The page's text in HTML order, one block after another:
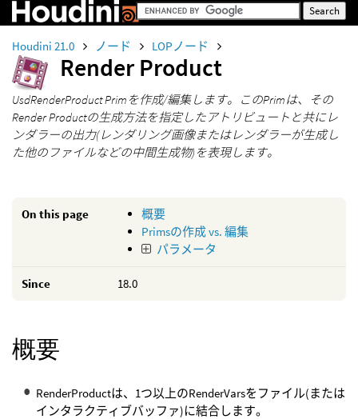
Houdini 21.0 ノード LOPノード
Render Product
UsdRenderProduct Primを作成/編集します。このPrimは、その
Render Productの生成方法を指定したアトリビュートと共にレ
ンダラーの出力(レンダリング画像またはレンダラーが生成し
た他のファイルなどの中間生成物)を表現します。
On this page
概要
Primsの作成 vs. 編集
パラメータ
Since 18.0
概要
RenderProductは、1つ以上のRenderVarsをファイル(または
インタラクティブバッファ)に結合します。